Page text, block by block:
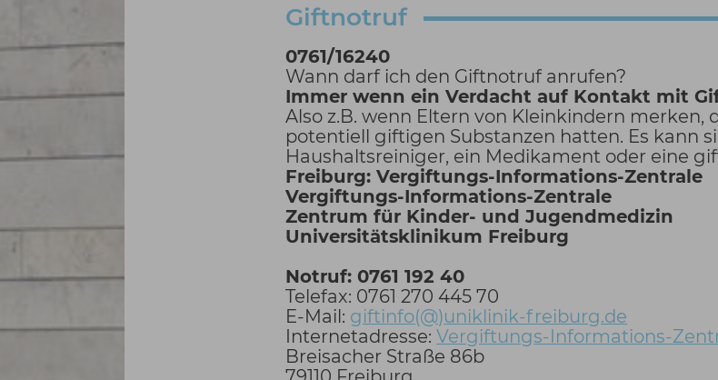
Giftnotruf
0761/16240
Wann darf ich den Giftnotruf anrufen?
Immer wenn ein Verdacht auf Kontakt mit
Also z.B. wenn Eltern von Kleinkindern merken,
potentiell giftigen Substanzen hatten. Es kann
Haushaltsreiniger, ein Medikament oder eine
Freiburg: Vergiftungs-Informations-Zentrale
Vergiftungs-Informations-Zentrale
Zentrum für Kinder- und Jugendmedizin
Universitätsklinikum Freiburg
Notruf: 0761 192 40
Telefax: 0761 270 445 70
E-Mail: giftinfo(@)uniklinik-freiburg.de
Internetadresse:Vergiftungs-Informations-
Breisacher Straße 86b